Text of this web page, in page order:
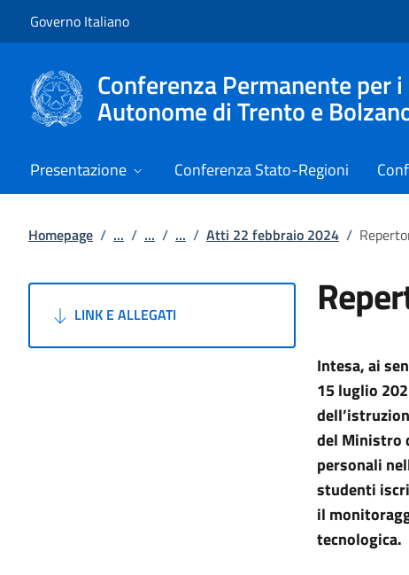
Governo Italiano
Conferenza Permanente per
Autonome di Trento e
Presentazione Conferenza Stato-Regioni
Homepage / ... / ... / ... / Atti 22 febbraio 2024 /
LINK E ALLEGATI
Intesa, ai
15 luglio
del Ministro
personali
studenti
il
tecnologica.